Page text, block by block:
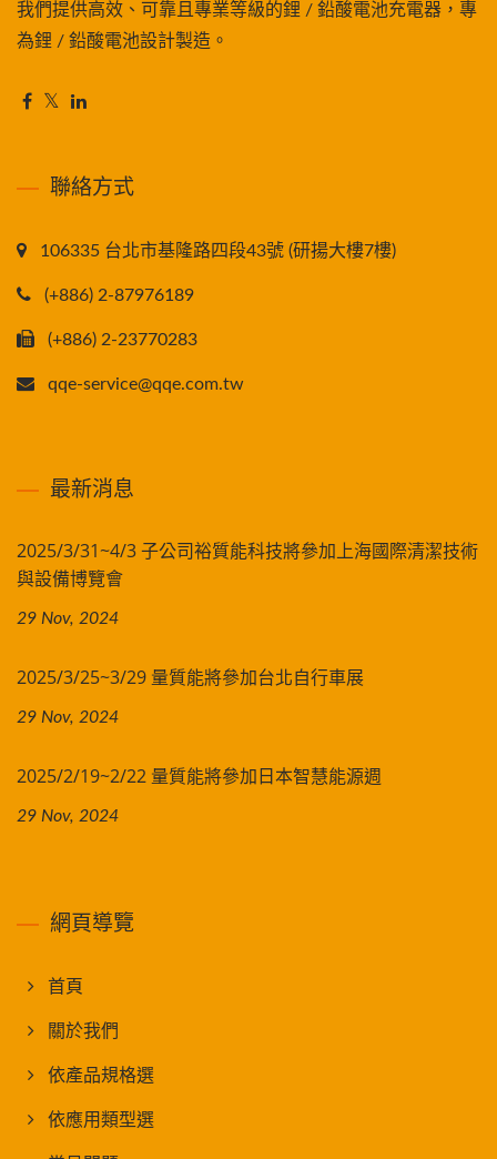
我們提供高效、可靠且專業等級的鋰 / 鉛酸電池充電器，專
為鋰 / 鉛酸電池設計製造。
聯絡方式
106335 台北市基隆路四段43號 (研揚大樓7樓)
(+886) 2-87976189
(+886) 2-23770283
qqe-service@qqe.com.tw
最新消息
2025/3/31~4/3 子公司裕質能科技將參加上海國際清潔技術
與設備博覽會
29 Nov, 2024
2025/3/25~3/29 量質能將參加台北自行車展
29 Nov, 2024
2025/2/19~2/22 量質能將參加日本智慧能源週
29 Nov, 2024
網頁導覽
首頁
關於我們
依產品規格選
依應用類型選